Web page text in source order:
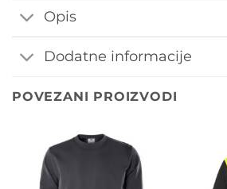
Opis
Dodatne informacije
POVEZANI PROIZVODI